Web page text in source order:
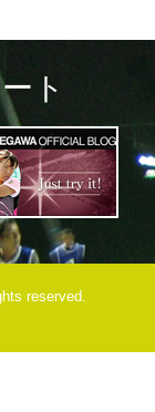
ト
reserved.